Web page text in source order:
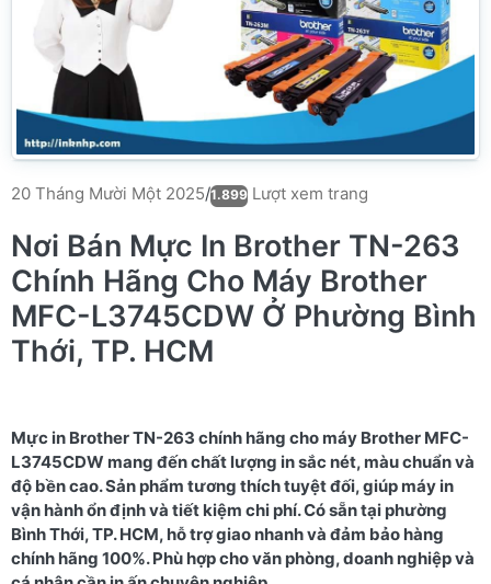
20 Tháng Mười Một 2025/1.899 Lượt xem trang
Nơi Bán Mực In Brother TN-263
Chính Hãng Cho Máy Brother
MFC-L3745CDW Ở Phường Bình
Thới, TP. HCM
Mực in Brother TN-263 chính hãng cho máy Brother MFC-
L3745CDW mang đến chất lượng in sắc nét, màu chuẩn và
độ bền cao. Sản phẩm tương thích tuyệt đối, giúp máy in
vận hành ổn định và tiết kiệm chi phí. Có sẵn tại phường
Bình Thới, TP. HCM, hỗ trợ giao nhanh và đảm bảo hàng
chính hãng 100%. Phù hợp cho văn phòng, doanh nghiệp và